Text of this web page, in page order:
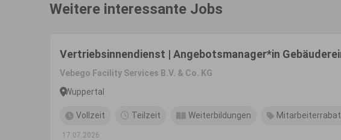
Weitere interessante Jobs
Vertriebsinnendienst | Angebotsmanager*in
Vebego Facility Services B.V. & Co. KG
Wuppertal
Vollzeit Teilzeit Weiterbildungen
17.07.2026